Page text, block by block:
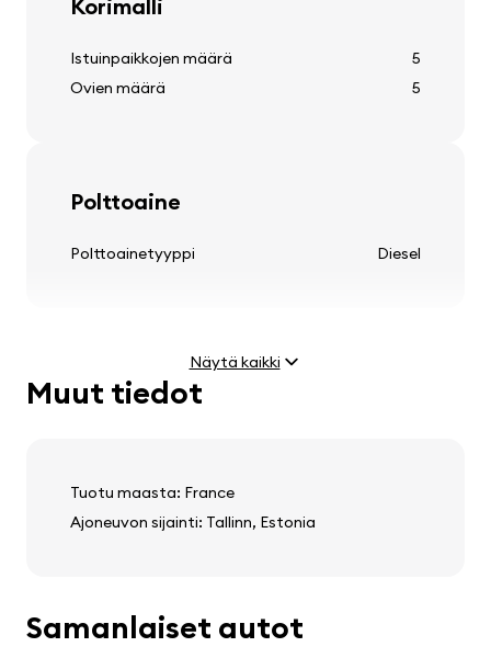
kevytmetallivanteet
säädettävä ohjauspylväs
monitoiminen ohjauspyörä
Audio, video, viestintä
kaiuttimet
matkustajakomputer
Korimalli
Istuinpaikkojen määrä
5
Ovien määrä
5
Polttoaine
Polttoainetyyppi Diesel
Moottori
Tyhjä paino
Näytä kaikki
Muut tiedot
Tuotu maasta: France
Ajoneuvon sijainti: Tallinn, Estonia
Samanlaiset autot